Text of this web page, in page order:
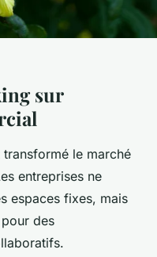
sur
le marché
entreprises ne
espaces fixes, mais
des